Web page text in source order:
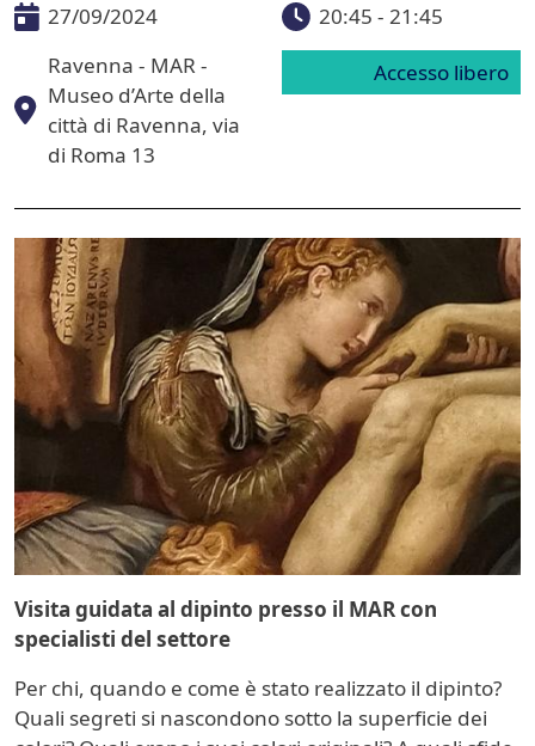
27/09/2024
20:45 - 21:45
Ravenna - MAR -
Museo d’Arte della
città di Ravenna, via
di Roma 13
Accesso libero
Image
Visita guidata al dipinto presso il MAR con
specialisti del settore
Per chi, quando e come è stato realizzato il dipinto?
Quali segreti si nascondono sotto la superficie dei